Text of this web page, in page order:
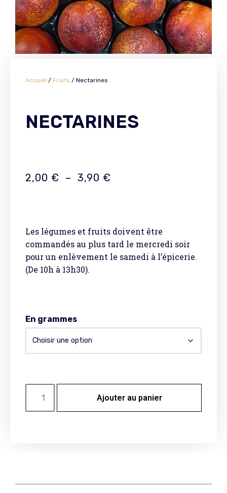
Accueil / Fruits / Nectarines
NECTARINES
2,00 € – 3,90 €
Les légumes et fruits doivent être
commandés au plus tard le mercredi soir
pour un enlèvement le samedi à l’épicerie.
(De 10h à 13h30).
En grammes
Ajouter au panier